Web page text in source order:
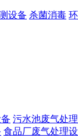
设备 杀菌消毒
污水池废气处
食品厂废气处理